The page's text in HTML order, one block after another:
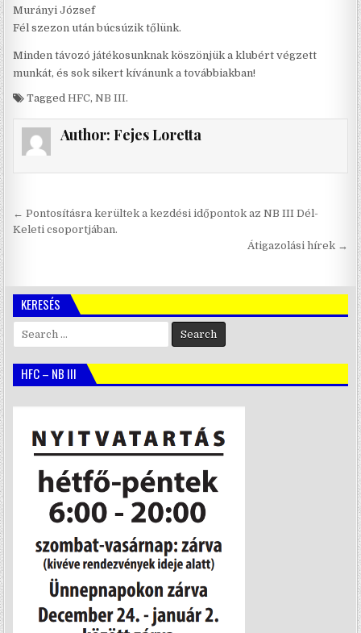
Murányi József
Fél szezon után búcsúzik tőlünk.
Minden távozó játékosunknak köszönjük a klubért végzett
munkát, és sok sikert kívánunk a továbbiakban!
TaggedHFC,NB III.
Author: Fejes Loretta
Bejegyzés
navigáció
← Pontosításra kerültek a kezdési időpontok az NB III Dél-
Keleti csoportjában.
Átigazolási hírek →
KERESÉS
HFC – NB III